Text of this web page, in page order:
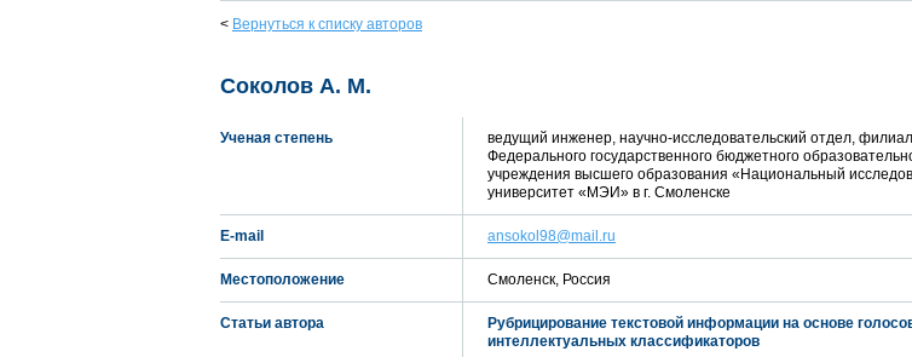
< Вернуться к списку авторов
Соколов А. М.
Ученая степень
ведущий инженер, научно-исследовательский отдел, филиал
Федерального государственного бюджетного
учреждения высшего образования «Национальный
университет «МЭИ» в г. Смоленске
E-mail ansokol98@mail.ru
Местоположение Смоленск, Россия
Статьи автора
Рубрицирование текстовой информации на основе
интеллектуальных классификаторов